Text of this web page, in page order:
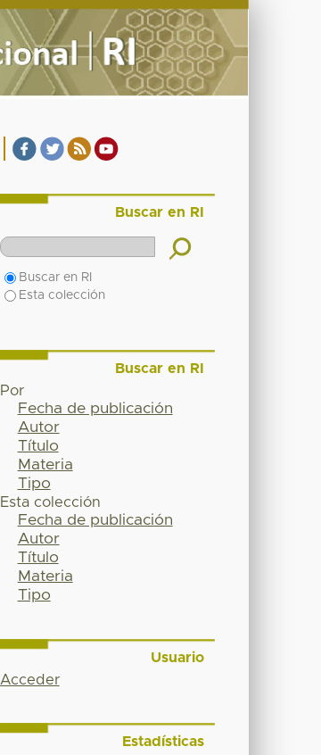
Buscar en RI
Buscar en RI
Esta colección
Buscar en RI
Por
Fecha de publicación
Autor
Título
Materia
Tipo
Esta colección
Fecha de publicación
Autor
Título
Materia
Tipo
Usuario
Acceder
Estadísticas